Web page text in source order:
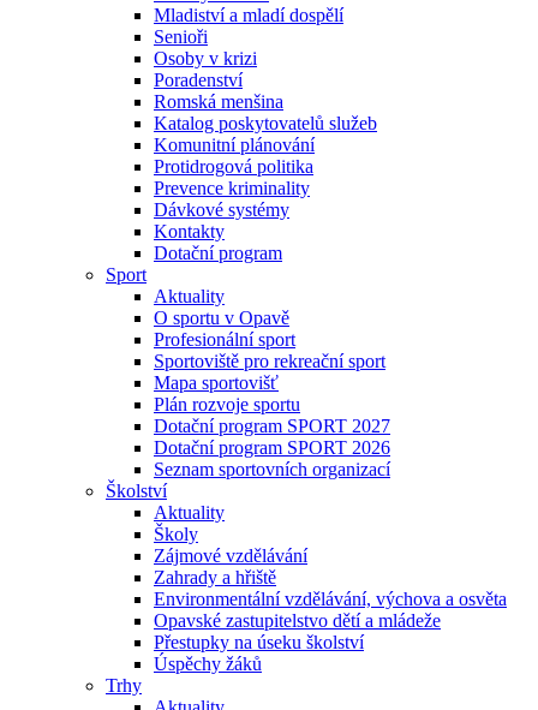
Mladiství a mladí dospělí
Senioři
Osoby v krizi
Poradenství
Romská menšina
Katalog poskytovatelů služeb
Komunitní plánování
Protidrogová politika
Prevence kriminality
Dávkové systémy
Kontakty
Dotační program
Sport
Aktuality
O sportu v Opavě
Profesionální sport
Sportoviště pro rekreační sport
Mapa sportovišť
Plán rozvoje sportu
Dotační program SPORT 2027
Dotační program SPORT 2026
Seznam sportovních organizací
Školství
Aktuality
Školy
Zájmové vzdělávání
Zahrady a hřiště
Environmentální vzdělávání, výchova a osvěta
Opavské zastupitelstvo dětí a mládeže
Přestupky na úseku školství
Úspěchy žáků
Trhy